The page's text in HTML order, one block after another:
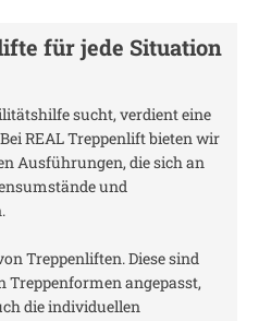
für jede Situation
sucht, verdient eine
REAL Treppenlift bieten wir
Ausführungen, die sich an
und
Treppenliften. Diese sind
Treppenformen angepasst,
die individuellen